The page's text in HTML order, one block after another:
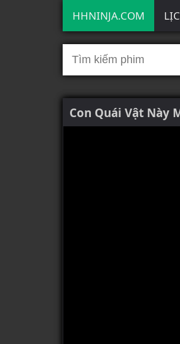
HHNINJA.COM
Con Quái Vật Này